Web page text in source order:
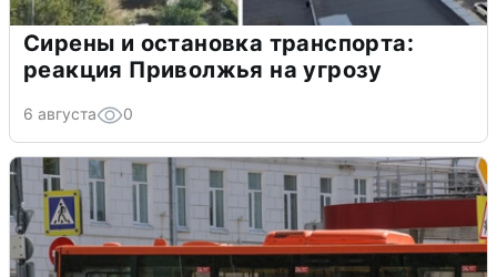
Сирены и остановка транспорта:
реакция Приволжья на угрозу
6 августа 0